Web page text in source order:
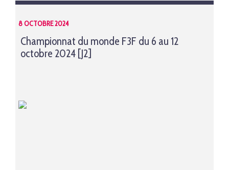
8 OCTOBRE 2024
Championnat du monde F3F du 6 au 12
octobre 2024 [J2]